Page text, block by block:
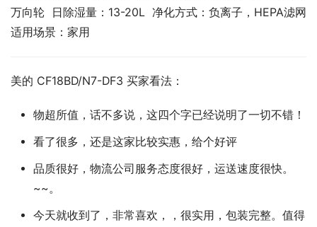
万向轮  日除湿量：13-20L  净化方式：负离子，HEPA滤网
适用场景：家用
美的 CF18BD/N7-DF3 买家看法：
物超所值，话不多说，这四个字已经说明了一切不错！
看了很多，还是这家比较实惠，给个好评
品质很好，物流公司服务态度很好，运送速度很快。
~~。
今天就收到了，非常喜欢，，很实用，包装完整。值得